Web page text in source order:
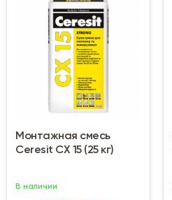
Монтажная смесь
Ceresit CX 15 (25 кг)
В наличии